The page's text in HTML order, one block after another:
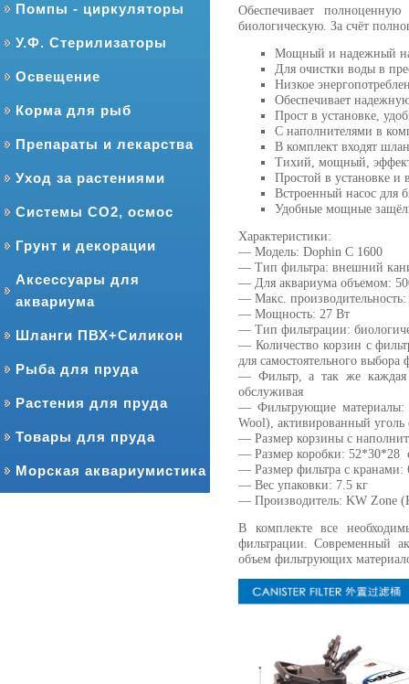
Помпы - циркуляторы
У.Ф. Стерилизаторы
Освещение
Корма для рыб
Препараты и лекарства
Уход за растениями
Системы CO2, осмос
Грунт и декорации
Аксессуары для
аквариума
Шланги ПВХ+Силикон
Рыба для пруда
Растения для пруда
Товары для пруда
Морская аквариумистика
Обеспечивает
биологическую. За счёт
Мощный и надежный
Для очистки воды в
Низкое
Обеспечивает
Прост в установке,
С наполнителями в
В комплект входят
Тихий, мощный,
Простой в установке
Встроенный насос для
Удобные мощные
Характеристики:
— Модель: Dophin C 1600
— Тип фильтра: внешний
— Для аквариума объемом:
— Макс. производительность:
— Мощность: 27 Вт
— Тип фильтрации:
— Количество корзин с
для самостоятельного
— Фильтр, а так же каждая
обслуживая
— Фильтрующие материалы:
Wool), активированный уголь
— Размер корзины с
— Размер коробки: 52*30*28
— Размер фильтра с
— Вес упаковки: 7.5 кг
— Производитель: KW Zone
В комплекте все
фильтрации. Современный
объем фильтрующих